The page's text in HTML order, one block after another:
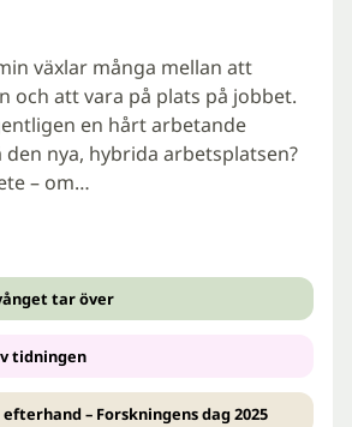
växlar många mellan att
och att vara på plats på jobbet.
en hårt arbetande
nya, hybrida arbetsplatsen?
– om…
tar över
tidningen
– Forskningens dag 2025